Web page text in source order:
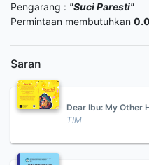
Pengarang : "Suci Paresti"
Permintaan membutuhkan
Saran
Dear Ibu: My Other
TIM